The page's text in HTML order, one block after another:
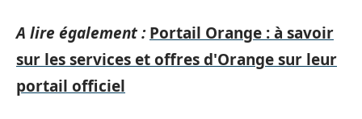
A lire également : Portail Orange : à savoir
sur les services et offres d'Orange sur leur
portail officiel